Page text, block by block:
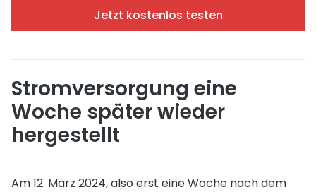
Jetzt kostenlos testen
Stromversorgung eine
Woche später wieder
hergestellt
Am 12. März 2024, also erst eine Woche nach dem